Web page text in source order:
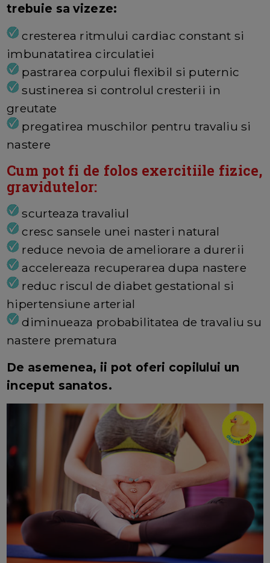
trebuie sa vizeze:
cresterea ritmului cardiac constant si
imbunatatirea circulatiei
pastrarea corpului flexibil si puternic
sustinerea si controlul cresterii in
greutate
pregatirea muschilor pentru travaliu si
nastere
Cum pot fi de folos exercitiile fizice,
gravidutelor:
scurteaza travaliul
cresc sansele unei nasteri natural
reduce nevoia de ameliorare a durerii
accelereaza recuperarea dupa nastere
reduc riscul de diabet gestational si
hipertensiune arterial
diminueaza probabilitatea de travaliu su
nastere prematura
De asemenea, ii pot oferi copilului un
inceput sanatos.